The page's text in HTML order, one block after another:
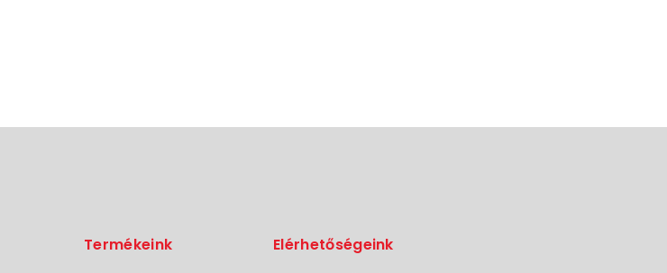
Termékeink Elérhetőségeink